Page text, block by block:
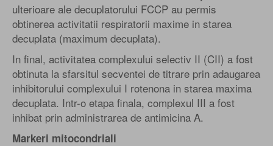
ulterioare ale decuplatorului FCCP au permis
obtinerea activitatii respiratorii maxime in starea
decuplata (maximum decuplata).
In final, activitatea complexului selectiv II (CII) a fost
obtinuta la sfarsitul secventei de titrare prin adaugarea
inhibitorului complexului I rotenona in starea maxima
decuplata. Intr-o etapa finala, complexul III a fost
inhibat prin administrarea de antimicina A.
Markeri mitocondriali